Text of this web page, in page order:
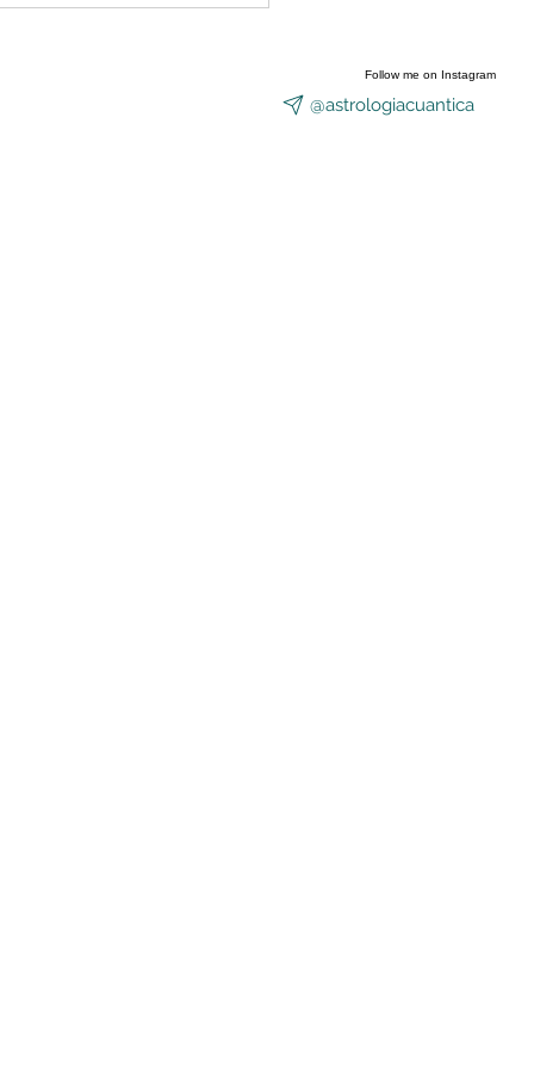
Follow me on Instagram
@astrologiacuantica